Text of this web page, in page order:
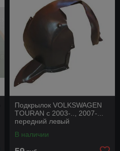
Подкрылок VOLKSWAGEN
TOURAN с 2003-.., 2007-...
передний левый
В наличии